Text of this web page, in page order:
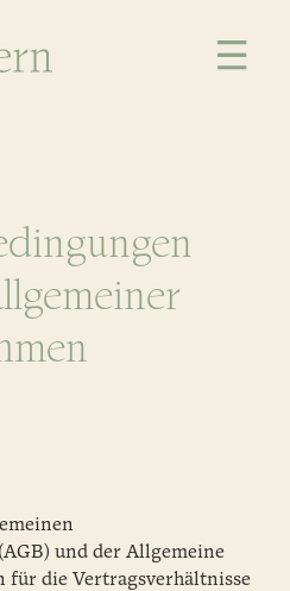
und der Allgemeine
für die Vertragsverhältnisse